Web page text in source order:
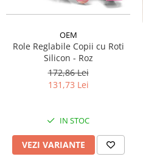
OEM
Role Reglabile Copii cu Roti
Silicon - Roz
172,86 Lei
131,73 Lei
IN STOC
VEZI VARIANTE